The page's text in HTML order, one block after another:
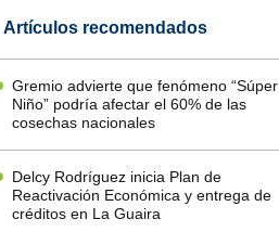
Artículos recomendados
Gremio advierte que fenómeno “Súper
Niño” podría afectar el 60% de las
cosechas nacionales
Delcy Rodríguez inicia Plan de
Reactivación Económica y entrega de
créditos en La Guaira